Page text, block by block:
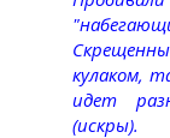
кулаком,
идет
(искры).